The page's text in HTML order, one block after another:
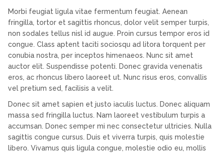
Morbi feugiat ligula vitae fermentum feugiat. Aenean
fringilla, tortor et sagittis rhoncus, dolor velit semper turpis,
non sodales tellus nisl id augue. Proin cursus tempor eros id
congue. Class aptent taciti sociosqu ad litora torquent per
conubia nostra, per inceptos himenaeos. Nunc sit amet
auctor elit. Suspendisse potenti. Donec gravida venenatis
eros, ac rhoncus libero laoreet ut. Nunc risus eros, convallis
vel pretium sed, facilisis a velit.
Donec sit amet sapien et justo iaculis luctus. Donec aliquam
massa sed fringilla luctus. Nam laoreet vestibulum turpis a
accumsan. Donec semper mi nec consectetur ultricies. Nulla
sagittis congue cursus. Duis et viverra turpis, quis molestie
libero. Vivamus quis ligula congue, molestie odio eu, mollis